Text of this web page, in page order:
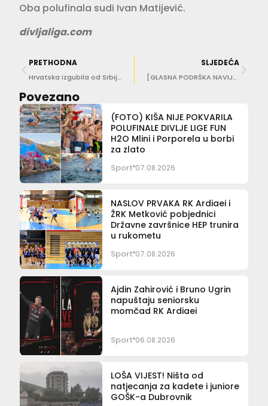
Oba polufinala sudi Ivan Matijević.
divljaliga.com
PRETHODNA
Hrvatska izgubila od Srbije u četvrtfinalu juniorskog Svjetskog prvenstva
SLJEDEĆA
[GLASNA PODRŠKA NAVIJAČA] Porporelašima izmaklo finale Divlje lige. Nadjačali ih Kokoti!
Povezano
(FOTO) KIŠA NIJE POKVARILA
POLUFINALE DIVLJE LIGE FUN
H2O Mlini i Porporela u borbi
za zlato
Sport 07.08.2026
NASLOV PRVAKA RK Ardiaei i
ŽRK Metković pobjednici
Državne završnice HEP trunira
u rukometu
Sport 07.08.2026
Ajdin Zahirović i Bruno Ugrin
napuštaju seniorsku
momčad RK Ardiaei
Sport 06.08.2026
LOŠA VIJEST! Ništa od
natjecanja za kadete i juniore
GOŠK-a Dubrovnik